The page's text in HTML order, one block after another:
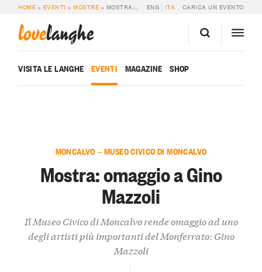
HOME » EVENTI »MOSTRE » MOSTRA: OMAGGIO A GINO MAZZOLI ENG ITA CARICA UN EVENTO
lovelanghe
VISITA LE LANGHE EVENTI MAGAZINE SHOP
MONCALVO — MUSEO CIVICO DI MONCALVO
Mostra: omaggio a Gino
Mazzoli
Il Museo Civico di Moncalvo rende omaggio ad uno
degli artisti più importanti del Monferrato: Gino
Mazzoli